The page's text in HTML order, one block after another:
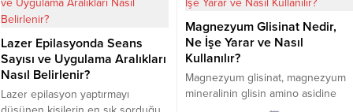
Lazer Epilasyonda Seans
Sayısı ve Uygulama Aralıkları
Nasıl Belirlenir?
Lazer epilasyon yaptırmayı
Magnezyum Glisinat Nedir,
Ne İşe Yarar ve Nasıl
Kullanılır?
Magnezyum glisinat, magnezyum
mineralinin glisin amino asidine
bağlandığı bir takviye formudur.